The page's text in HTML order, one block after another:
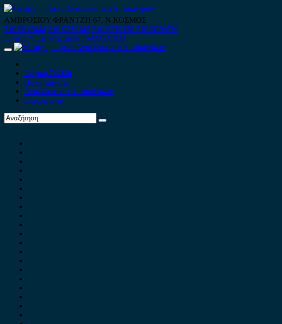
Skip
to
content
ΑΜΒΡΟΣΙΟΥ ΦΡΑΝΤΖΗ 67, Ν.ΚΟΣΜΟΣ
210 9012444 210 9239148 210 9238158 210 9026839
Κινητό-Viber-whatsapp : 6980507900
Primary
Αρχική Σελίδα
Ποιοί είμαστε
Ανταλλακτικά Αυτοκινήτων
Επικοινωνία